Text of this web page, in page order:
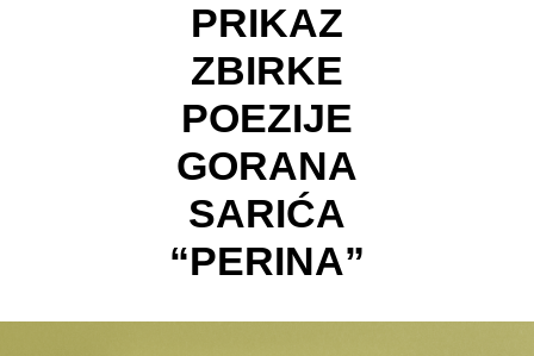
PRIKAZ
ZBIRKE
POEZIJE
GORANA
SARIĆA
“PERINA”